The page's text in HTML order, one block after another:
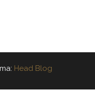
Head Blog